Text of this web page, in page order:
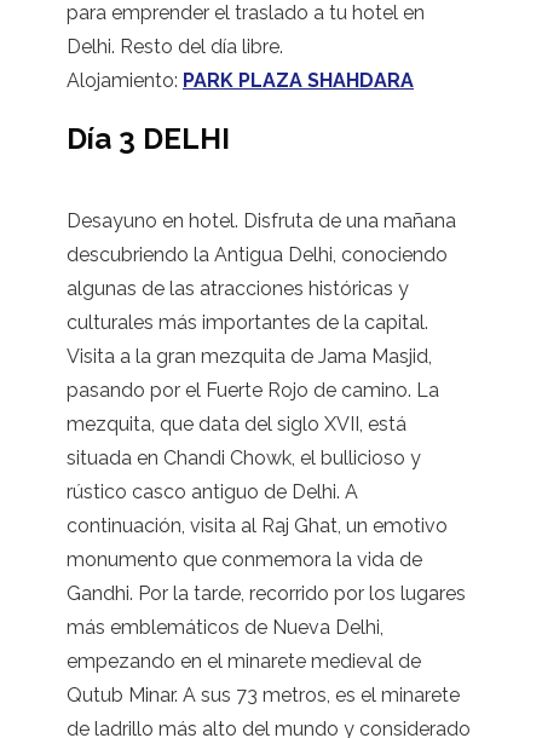
para emprender el traslado a tu hotel en
Delhi. Resto del día libre.
Alojamiento: PARK PLAZA SHAHDARA
Día 3 DELHI
Desayuno en hotel. Disfruta de una mañana
descubriendo la Antigua Delhi, conociendo
algunas de las atracciones históricas y
culturales más importantes de la capital.
Visita a la gran mezquita de Jama Masjid,
pasando por el Fuerte Rojo de camino. La
mezquita, que data del siglo XVII, está
situada en Chandi Chowk, el bullicioso y
rústico casco antiguo de Delhi. A
continuación, visita al Raj Ghat, un emotivo
monumento que conmemora la vida de
Gandhi. Por la tarde, recorrido por los lugares
más emblemáticos de Nueva Delhi,
empezando en el minarete medieval de
Qutub Minar. A sus 73 metros, es el minarete
de ladrillo más alto del mundo y considerado